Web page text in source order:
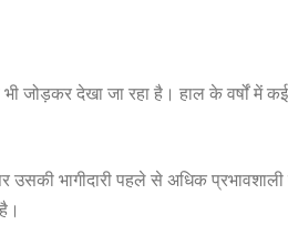
जोड़कर देखा जा रहा है। हाल के वर्षों में कई
भागीदारी पहले से अधिक प्रभावशाली